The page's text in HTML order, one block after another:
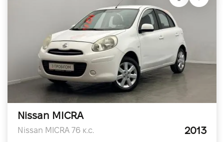
Nissan MICRA
Nissan MICRA 76 к.с. 2013